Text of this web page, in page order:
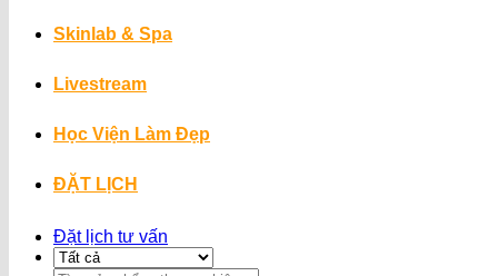
Skinlab & Spa
Livestream
Học Viện Làm Đẹp
ĐẶT LỊCH
Đặt lịch tư vấn